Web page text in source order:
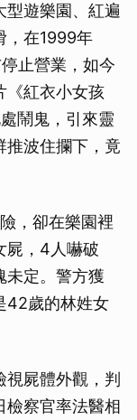
型遊樂園、紅遍
，在1999年
止營業，如今
《紅衣小女孩
鬧鬼，引來靈
推波住攔下，竟
，卻在樂園裡
屍，4人嚇破
未定。警方獲
42歲的林姓女
屍體外觀，判
檢察官率法醫相